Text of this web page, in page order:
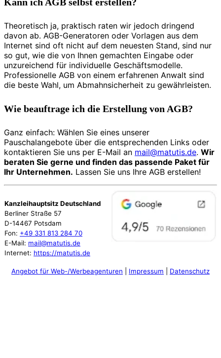
Theoretisch ja, praktisch raten wir jedoch dringend
davon ab. AGB-Generatoren oder Vorlagen aus dem
Internet sind oft nicht auf dem neuesten Stand, sind nur
so gut, wie die von Ihnen gemachten Eingabe oder
unzureichend für individuelle Geschäftsmodelle.
Professionelle AGB von einem erfahrenen Anwalt sind
die beste Wahl, um Abmahnsicherheit zu gewährleisten.
Wie beauftrage ich die Erstellung von AGB?
Ganz einfach: Wählen Sie eines unserer
Pauschalangebote über die entsprechenden Links oder
kontaktieren Sie uns per E-Mail an mail@matutis.de. Wir
beraten Sie gerne und finden das passende Paket für
Ihr Unternehmen. Lassen Sie uns Ihre AGB erstellen!
Kanzleihauptsitz Deutschland
Berliner Straße 57
D-14467 Potsdam
Fon: +49 331 813 284 70
E-Mail: mail@matutis.de
Internet: https://matutis.de
Angebot für Web-/Werbeagenturen Impressum Datenschutz